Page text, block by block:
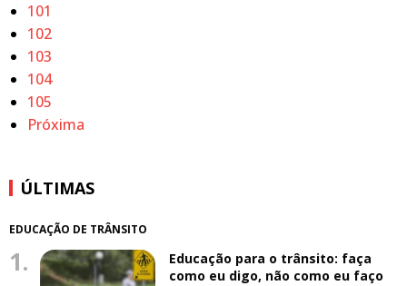
101
102
103
104
105
Próxima
ÚLTIMAS
EDUCAÇÃO DE TRÂNSITO
1.
Educação para o trânsito: faça
como eu digo, não como eu faço